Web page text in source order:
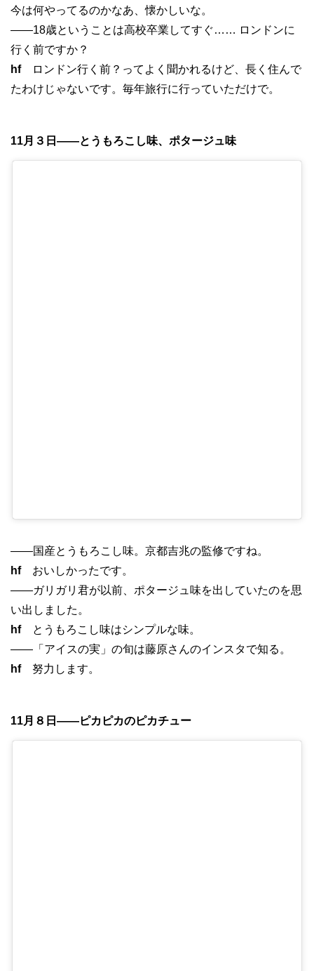
今は何やってるのかなあ、懐かしいな。
——18歳ということは高校卒業してすぐ…… ロンドンに
行く前ですか？
hfロンドン行く前？ってよく聞かれるけど、長く住んで
たわけじゃないです。毎年旅行に行っていただけで。
11月３日——とうもろこし味、ポタージュ味
——国産とうもろこし味。京都吉兆の監修ですね。
hfおいしかったです。
——ガリガリ君が以前、ポタージュ味を出していたのを思
い出しました。
hfとうもろこし味はシンプルな味。
——「アイスの実」の旬は藤原さんのインスタで知る。
hf努力します。
11月８日——ピカピカのピカチュー